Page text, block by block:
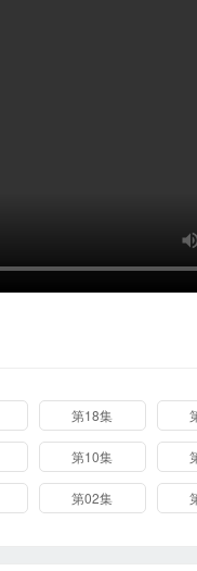
第18集
第10集
第02集